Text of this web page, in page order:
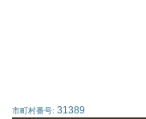
市町村番号: 31389